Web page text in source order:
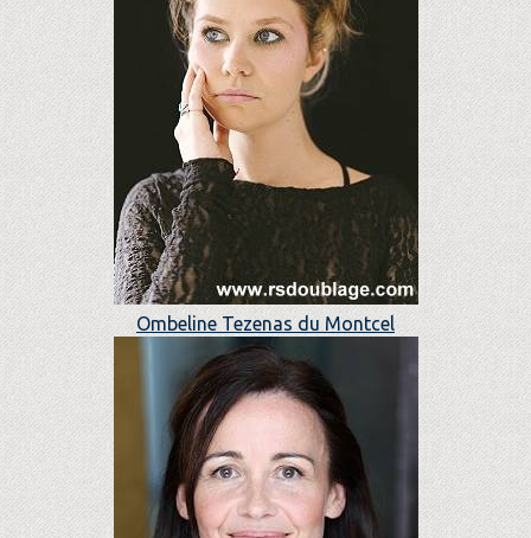
Ombeline Tezenas du Montcel